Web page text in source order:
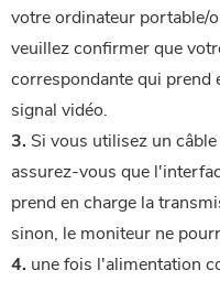
votre ordinateur portable/
veuillez confirmer que
correspondante qui prend
signal vidéo.
3. Si vous utilisez un
assurez-vous que
prend en charge la
sinon, le moniteur ne
4. une fois l'alimentation